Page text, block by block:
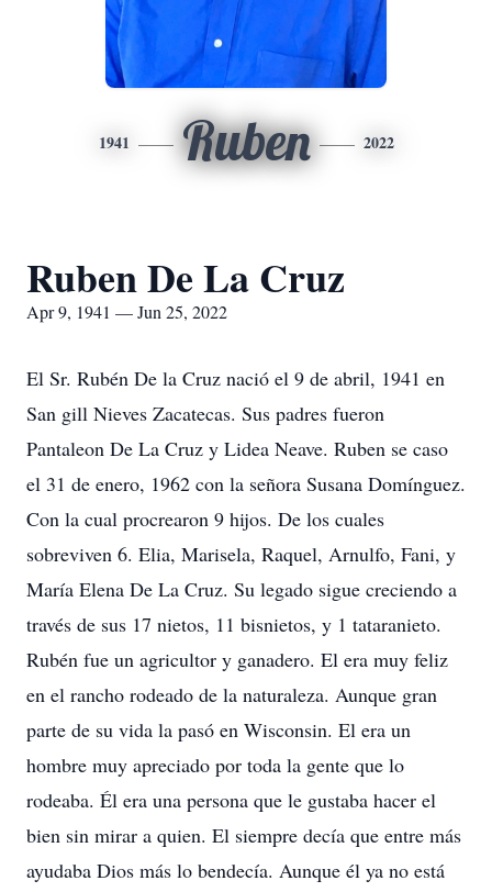
1941 Ruben 2022
Ruben De La Cruz
Apr 9, 1941 — Jun 25, 2022
El Sr. Rubén De la Cruz nació el 9 de abril, 1941 en
San gill Nieves Zacatecas. Sus padres fueron
Pantaleon De La Cruz y Lidea Neave. Ruben se caso
el 31 de enero, 1962 con la señora Susana Domínguez.
Con la cual procrearon 9 hijos. De los cuales
sobreviven 6. Elia, Marisela, Raquel, Arnulfo, Fani, y
María Elena De La Cruz. Su legado sigue creciendo a
través de sus 17 nietos, 11 bisnietos, y 1 tataranieto.
Rubén fue un agricultor y ganadero. El era muy feliz
en el rancho rodeado de la naturaleza. Aunque gran
parte de su vida la pasó en Wisconsin. El era un
hombre muy apreciado por toda la gente que lo
rodeaba. Él era una persona que le gustaba hacer el
bien sin mirar a quien. El siempre decía que entre más
ayudaba Dios más lo bendecía. Aunque él ya no está